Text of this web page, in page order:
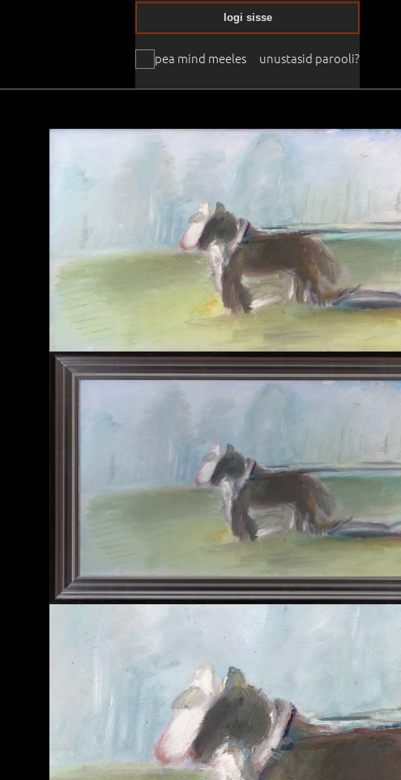
pea mind meeles
logi sisse
unustasid parooli?